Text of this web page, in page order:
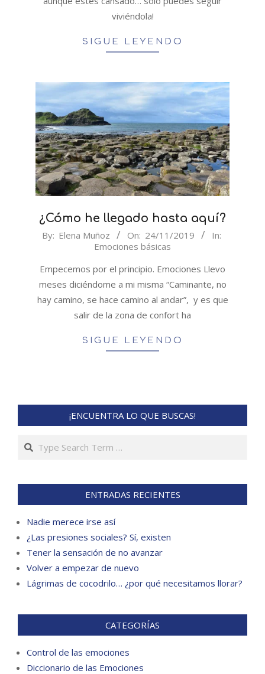
viviéndola!
SIGUE LEYENDO
¿Cómo he llegado hasta aquí?
2019-
24
By: Elena Muñoz On: 24/11/2019
In:
Emociones básicas
Empecemos por el principio. Emociones Llevo
meses diciéndome a mi misma “Caminante, no
hay camino, se hace camino al andar”, y es que
salir de la zona de confort ha
SIGUE LEYENDO
¡ENCUENTRA LO QUE BUSCAS!
Search
ENTRADAS RECIENTES
Nadie merece irse así
¿Las presiones sociales? Sí, existen
Tener la sensación de no avanzar
Volver a empezar de nuevo
Lágrimas de cocodrilo… ¿por qué necesitamos llorar?
CATEGORÍAS
Control de las emociones
Diccionario de las Emociones